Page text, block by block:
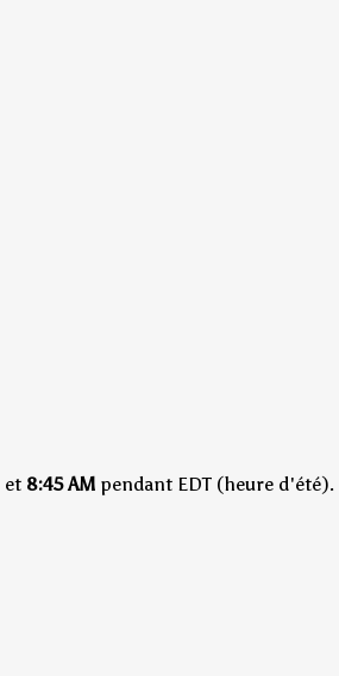
et 8:45 AM pendant EDT (heure d'été).